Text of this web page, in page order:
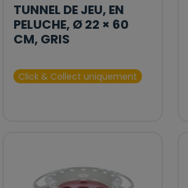
TUNNEL DE JEU, EN
PELUCHE, Ø 22 × 60
CM, GRIS
Click & Collect uniquement